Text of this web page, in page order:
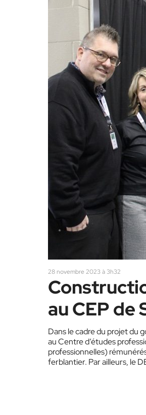
28 novembre 2023 à 3h32
au CEP
Dans le cadre du projet du
au Centre d’études
professionnelles)
ferblantier. Par ailleurs, le